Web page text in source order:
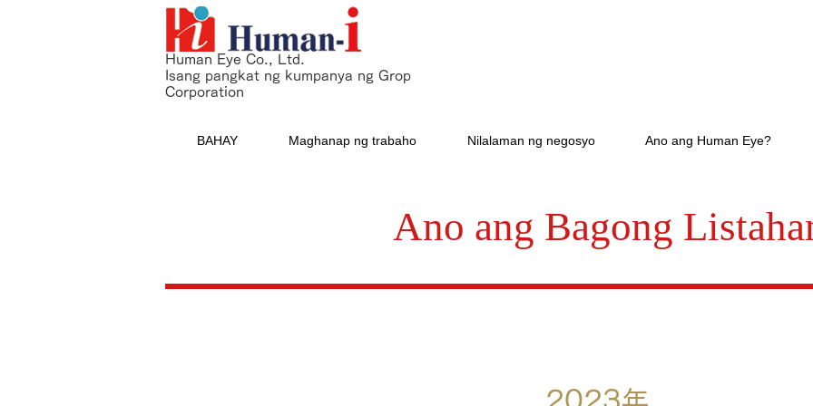
Human Eye Co., Ltd.
Isang pangkat ng kumpanya ng Grop
Corporation
BAHAY Maghanap ng trabaho Nilalaman ng negosyo Ano ang Human Eye?
Ano ang Bagong
2023年